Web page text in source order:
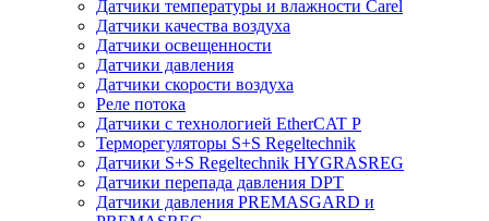
Датчики температуры и влажности Carel
Датчики качества воздуха
Датчики освещенности
Датчики давления
Датчики скорости воздуха
Реле потока
Датчики с технологией EtherCAT P
Терморегуляторы S+S Regeltechnik
Датчики S+S Regeltechnik HYGRASREG
Датчики перепада давления DPT
Датчики давления PREMASGARD и